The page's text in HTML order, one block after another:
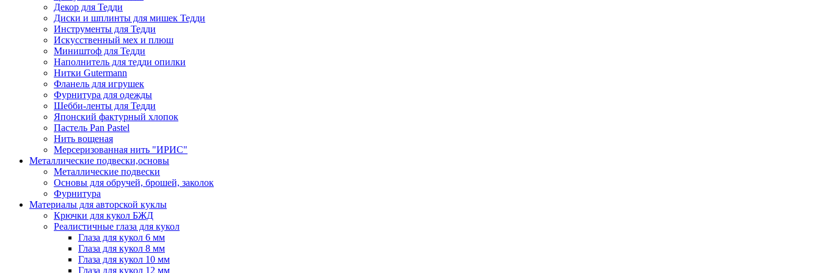
Декор для Тедди
Диски и шплинты для мишек Тедди
Инструменты для Тедди
Искусственный мех и плюш
Миништоф для Тедди
Наполнитель для тедди опилки
Нитки Gutermann
Фланель для игрушек
Фурнитура для одежды
Шебби-ленты для Тедди
Японский фактурный хлопок
Пастель Pan Pastel
Нить вощеная
Мерсеризованная нить "ИРИС"
Металлические подвески,основы
Металлические подвески
Основы для обручей, брошей, заколок
Фурнитура
Материалы для авторской куклы
Крючки для кукол БЖД
Реалистичные глаза для кукол
Глаза для кукол 6 мм
Глаза для кукол 8 мм
Глаза для кукол 10 мм
Глаза для кукол 12 мм